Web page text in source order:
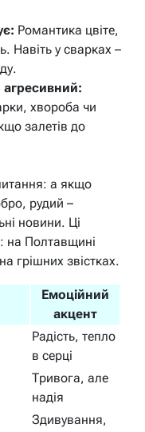
Романтика цвіте,
Навіть у сварках –
агресивний:
хвороба чи
залетів до
а якщо
рудий –
новини. Ці
на Полтавщині
грішних звістках.
Емоційний
акцент
Радість, тепло
в серці
Тривога, але
надія
Здивування,